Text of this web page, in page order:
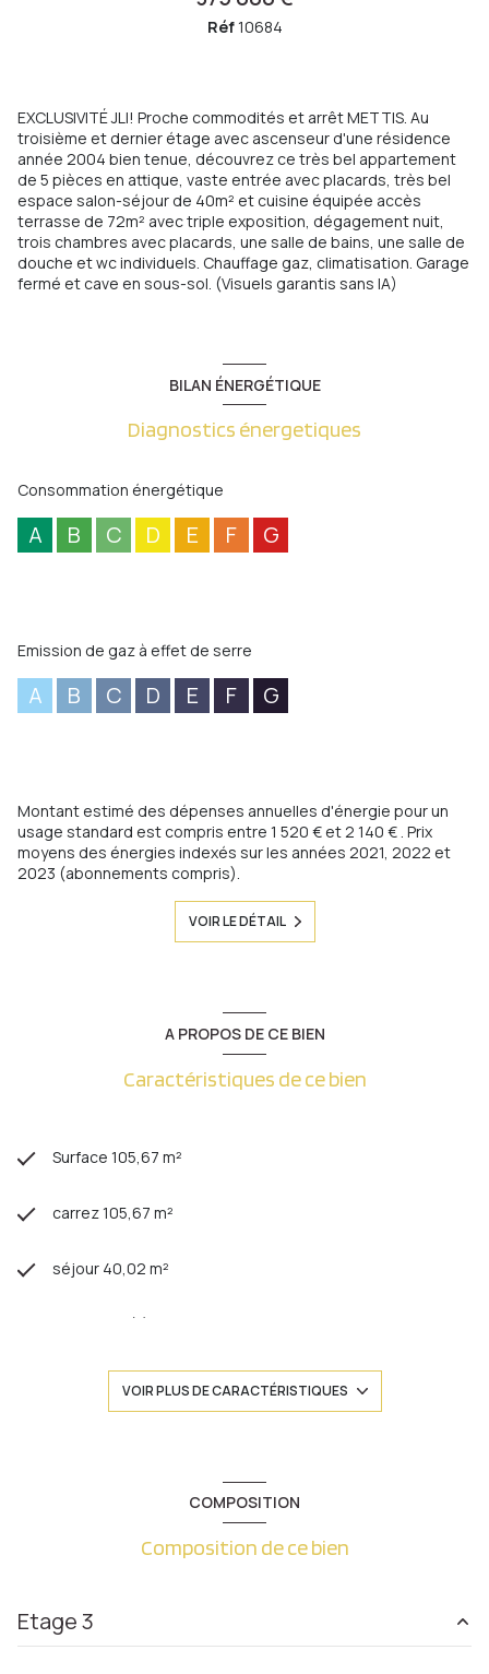
Réf10684
EXCLUSIVITÉ JLI! Proche commodités et arrêt METTIS. Au
troisième et dernier étage avec ascenseur d'une résidence
année 2004 bien tenue, découvrez ce très bel appartement
de 5 pièces en attique, vaste entrée avec placards, très bel
espace salon-séjour de 40m² et cuisine équipée accès
terrasse de 72m² avec triple exposition, dégagement nuit,
trois chambres avec placards, une salle de bains, une salle de
douche et wc individuels. Chauffage gaz, climatisation. Garage
fermé et cave en sous-sol. (Visuels garantis sans IA)
BILAN ÉNERGÉTIQUE
Diagnostics énergetiques
Consommation énergétique
A B C D E F G
Emission de gaz à effet de serre
A B C D E F G
Montant estimé des dépenses annuelles d'énergie pour un
usage standard est compris entre 1 520 € et 2 140 € . Prix
moyens des énergies indexés sur les années 2021, 2022 et
2023 (abonnements compris).
VOIR LE DÉTAIL
A PROPOS DE CE BIEN
Caractéristiques de ce bien
Surface 105,67 m²
carrez 105,67 m²
séjour 40,02 m²
3 chambre(s)
Chauffage central : chaudière (gaz)
VOIR PLUS DE CARACTÉRISTIQUES
COMPOSITION
Composition de ce bien
Etage 3